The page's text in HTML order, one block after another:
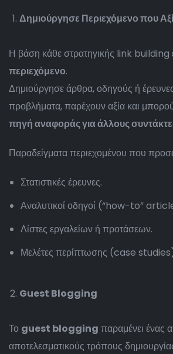
Δημιούργησε Περιεχόμενο που
Η βάση κάθε στρατηγικής link building
περιεχόμενο.
Δημιούργησε άρθρα, οδηγούς ή
προβλήματα, παρέχουν αξία και
πηγή αναφοράς για άλλους
Παραδείγματα περιεχομένου που
Στατιστικές έρευνες.
Αναλυτικοί οδηγοί (“how-to”
Λίστες εργαλείων ή προτάσεων.
Μελέτες περίπτωσης (case
Guest Blogging
Το guest blogging παραμένει ένας
αποτελεσματικούς τρόπους